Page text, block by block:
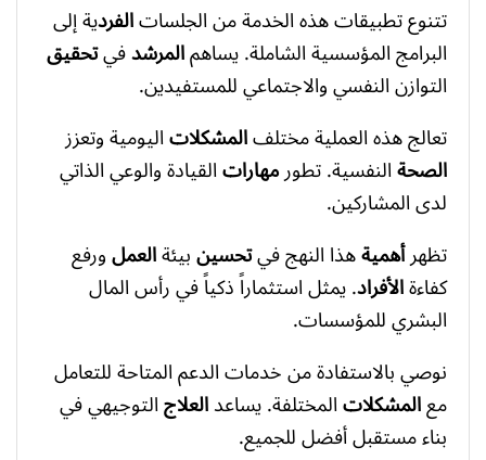
تتنوع تطبيقات هذه الخدمة من الجلساتالفردية إلى
البرامج المؤسسية الشاملة. يساهمالمرشدفيتحقيق
التوازن النفسي والاجتماعي للمستفيدين.
تعالج هذه العملية مختلفالمشكلاتاليومية وتعزز
الصحةالنفسية. تطورمهاراتالقيادة والوعي الذاتي
لدى المشاركين.
تظهرأهميةهذا النهج فيتحسينبيئةالعملورفع
كفاءةالأفراد. يمثل استثماراً ذكياً في رأس المال
البشري للمؤسسات.
نوصي بالاستفادة من خدمات الدعم المتاحة للتعامل
معالمشكلاتالمختلفة. يساعدالعلاجالتوجيهي في
بناء مستقبل أفضل للجميع.